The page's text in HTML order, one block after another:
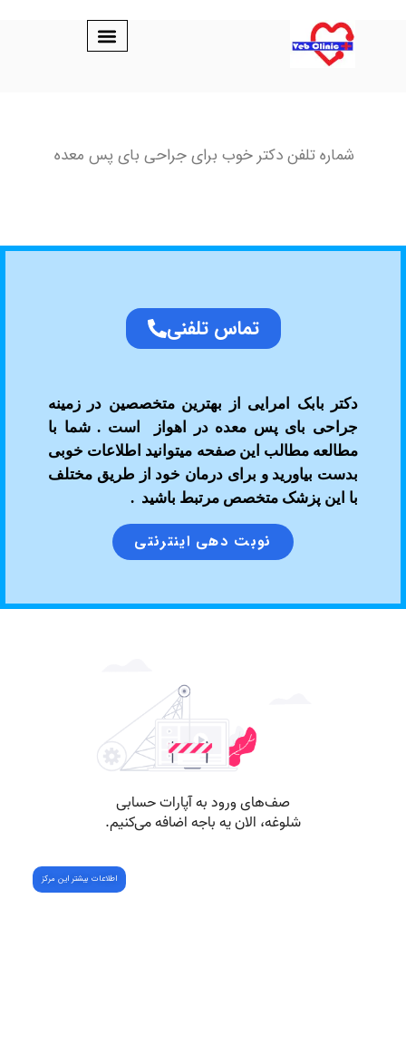
شماره تلفن دکتر خوب برای جراحی بای پس معده
تماس تلفنی
دکتر بابک امرایی از بهترین متخصصین در زمینه
جراحی بای پس معده در اهواز است . شما با
مطالعه مطالب این صفحه میتوانید اطلاعات خوبی
بدست بیاورید و برای درمان خود از طریق مختلف
با این پزشک متخصص مرتبط باشید .
نوبت دهی اینترنتی
اطلاعات بیشتر این مرکز